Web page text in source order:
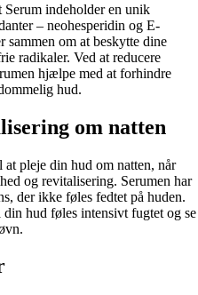
indeholder en unik
– neohesperidin og E-
sammen om at beskytte dine
radikaler. Ved at reducere
hjælpe med at forhindre
hud.
om natten
pleje din hud om natten, når
og revitalisering. Serumen har
der ikke føles fedtet på huden.
hud føles intensivt fugtet og se